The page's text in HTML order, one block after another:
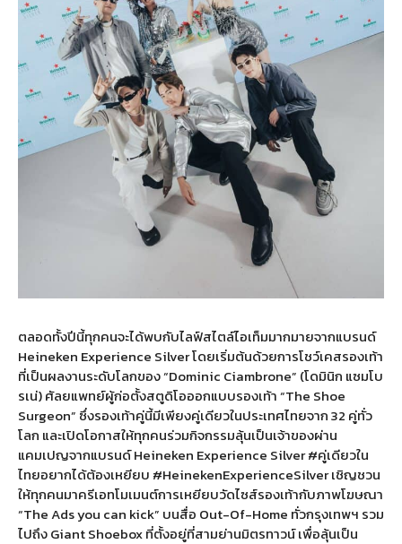
ตลอดทั้งปีนี้ทุกคนจะได้พบกับไลฟ์สไตล์ไอเท็มมากมายจากแบรนด์
Heineken Experience Silver โดยเริ่มต้นด้วยการโชว์เคสรองเท้า
ที่เป็นผลงานระดับโลกของ “Dominic Ciambrone” (โดมินิก แซมโบ
รเน่) ศัลยแพทย์ผู้ก่อตั้งสตูดิโอออกแบบรองเท้า “The Shoe
Surgeon” ซึ่งรองเท้าคู่นี้มีเพียงคู่เดียวในประเทศไทยจาก 32 คู่ทั่ว
โลก และเปิดโอกาสให้ทุกคนร่วมกิจกรรมลุ้นเป็นเจ้าของผ่าน
แคมเปญจากแบรนด์ Heineken Experience Silver #คู่เดียวใน
ไทยอยากได้ต้องเหยียบ #HeinekenExperienceSilver เชิญชวน
ให้ทุกคนมาครีเอทโมเมนต์การเหยียบวัดไซส์รองเท้ากับภาพโฆษณา
“The Ads you can kick” บนสื่อ Out-Of-Home ทั่วกรุงเทพฯ รวม
ไปถึง Giant Shoebox ที่ตั้งอยู่ที่สามย่านมิตรทาวน์ เพื่อลุ้นเป็น